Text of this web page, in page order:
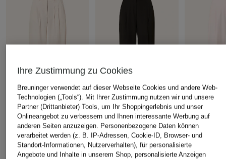
+Aktionsrabatt
Smith & Soul
7/8-Hose
69,99 €
Smith & Soul
7/8-Hose
89,99 €
+Aktionsrabatt
Smith & Soul
7/8-Hose
69,99 €
Ihre Zustimmung zu Cookies
Breuninger verwendet auf dieser Webseite Cookies und andere Web-
Technologien („Tools“). Mit Ihrer Zustimmung nutzen wir und unsere
Partner (Drittanbieter) Tools, um Ihr Shoppingerlebnis und unser
Onlineangebot zu verbessern und Ihnen interessante Werbung auf
anderen Seiten anzuzeigen. Personenbezogene Daten können
verarbeitet werden (z. B. IP-Adressen, Cookie-ID, Browser- und
Standort-Informationen, Nutzerverhalten), für personalisierte
Angebote und Inhalte in unserem Shop, personalisierte Anzeigen